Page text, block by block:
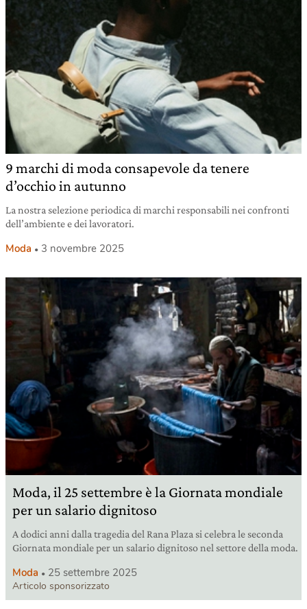
9 marchi di moda consapevole da tenere
d’occhio in autunno
La nostra selezione periodica di marchi responsabili nei confronti
dell’ambiente e dei lavoratori.
Moda 3 novembre 2025
Moda, il 25 settembre è la Giornata mondiale
per un salario dignitoso
A dodici anni dalla tragedia del Rana Plaza si celebra le seconda
Giornata mondiale per un salario dignitoso nel settore della moda.
Moda 25 settembre 2025
Articolo sponsorizzato